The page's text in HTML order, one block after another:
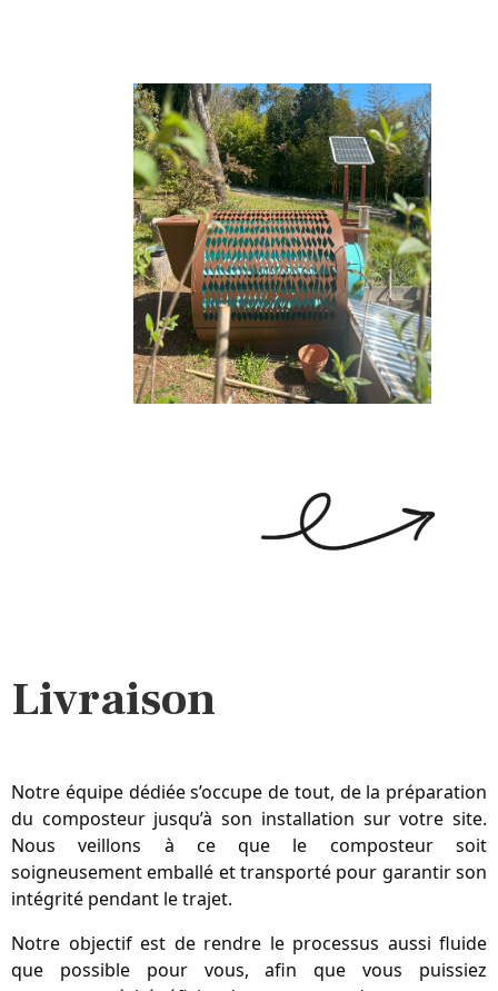
Livraison
Notre équipe dédiée s’occupe de tout, de la préparation
du composteur jusqu’à son installation sur votre site.
Nous veillons à ce que le composteur soit
soigneusement emballé et transporté pour garantir son
intégrité pendant le trajet.
Notre objectif est de rendre le processus aussi fluide
que possible pour vous, afin que vous puissiez